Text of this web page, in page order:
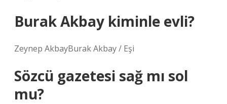
Burak Akbay kiminle evli?
Zeynep AkbayBurak Akbay / Eşi
Sözcü gazetesi sağ mı sol
mu?